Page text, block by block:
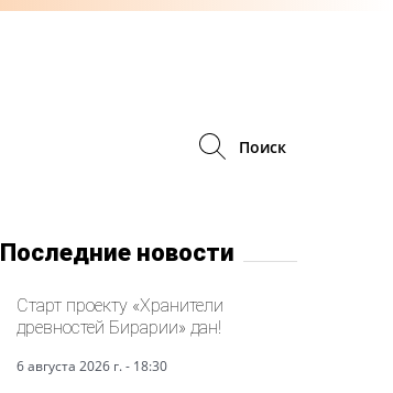
Поиск
Последние новости
Старт проекту «Хранители
древностей Бирарии» дан!
6 августа 2026 г. - 18:30